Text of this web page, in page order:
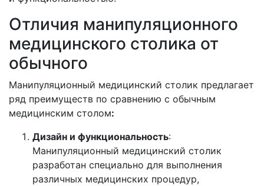
Отличия манипуляционного
медицинского столика от
обычного
Манипуляционный медицинский столик предлагает
ряд преимуществ по сравнению с обычным
медицинским столом:
Дизайн и функциональность:
Манипуляционный медицинский столик
разработан специально для выполнения
различных медицинских процедур,